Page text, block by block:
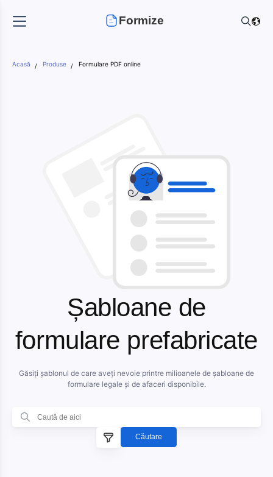
Formize
Acasă Produse Formulare PDF online
Șabloane de
formulare prefabricate
Găsiți șablonul de care aveți nevoie printre milioanele de șabloane de
formulare legale și de afaceri disponibile.
Căutare